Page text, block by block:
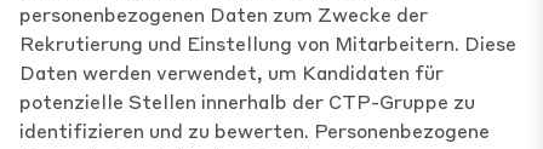
personenbezogenen Daten zum Zwecke der
Rekrutierung und Einstellung von Mitarbeitern. Diese
Daten werden verwendet, um Kandidaten für
potenzielle Stellen innerhalb der CTP-Gruppe zu
identifizieren und zu bewerten. Personenbezogene